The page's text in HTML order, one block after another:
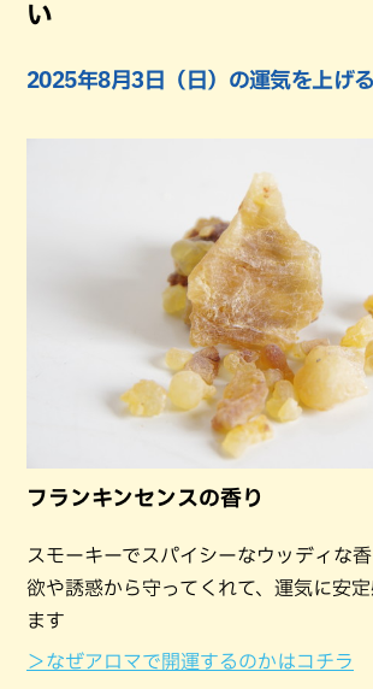
い
2025年8月3日（日）の運気を上げ
フランキンセンスの香り
スモーキーでスパイシーなウッディな香
欲や誘惑から守ってくれて、運気に安
ます
＞なぜアロマで開運するのかはコチラ